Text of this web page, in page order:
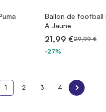
Ballon de football
A Jaune
21,99 €29,99 €
-27%
1 2 3 4